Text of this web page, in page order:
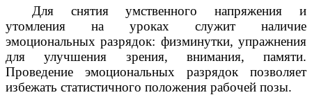
Для снятия умственного напряжения и
утомления на уроках служит наличие
эмоциональных разрядок: физминутки, упражнения
для улучшения зрения, внимания, памяти.
Проведение эмоциональных разрядок позволяет
избежать статистичного положения рабочей позы.